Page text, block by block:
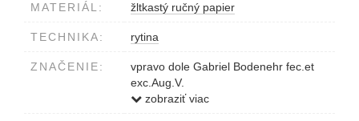
MATERIÁL: žltkastý ručný papier
TECHNIKA: rytina
ZNAČENIE:
vpravo dole Gabriel Bodenehr fec.et
exc.Aug.V.
vpravo hore (pagina) 57
zobraziť viac